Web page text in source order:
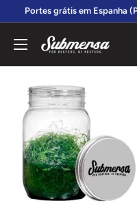
para
o
conteúdo
Portes grátis em Espanha
Submersa